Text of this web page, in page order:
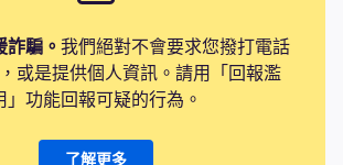
詐騙。 我們絕對不會要求您撥打電話
或是提供個人資訊。請用「回報濫
」功能回報可疑的行為。
了解更多